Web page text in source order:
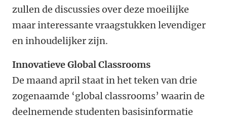
zullen de discussies over deze moeilijke
maar interessante vraagstukken levendiger
en inhoudelijker zijn.
Innovatieve Global Classrooms
De maand april staat in het teken van drie
zogenaamde ‘global classrooms’ waarin de
deelnemende studenten basisinformatie